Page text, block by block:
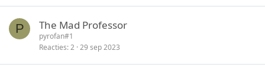
P The Mad Professor
pyrofan#1
Reacties 2 29 sep 2023